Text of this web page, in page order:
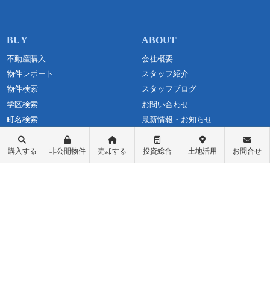
不動産購入
物件レポート
物件検索
学区検索
町名検索
戸建て物件
土地探し
中古マンション
会社概要
スタッフ紹介
スタッフブログ
お問い合わせ
最新情報・お知らせ
個人情報保護方針
匿名加工情報の取り扱いについて
購入する 非公開物件 売却する 投資総合 土地活用 お問合せ